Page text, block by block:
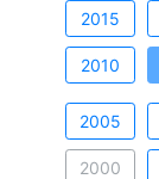
2015
2010
2005
2000